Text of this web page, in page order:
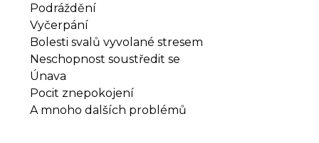
Podráždění
Vyčerpání
Bolesti svalů vyvolané stresem
Neschopnost soustředit se
Únava
Pocit znepokojení
A mnoho dalších problémů